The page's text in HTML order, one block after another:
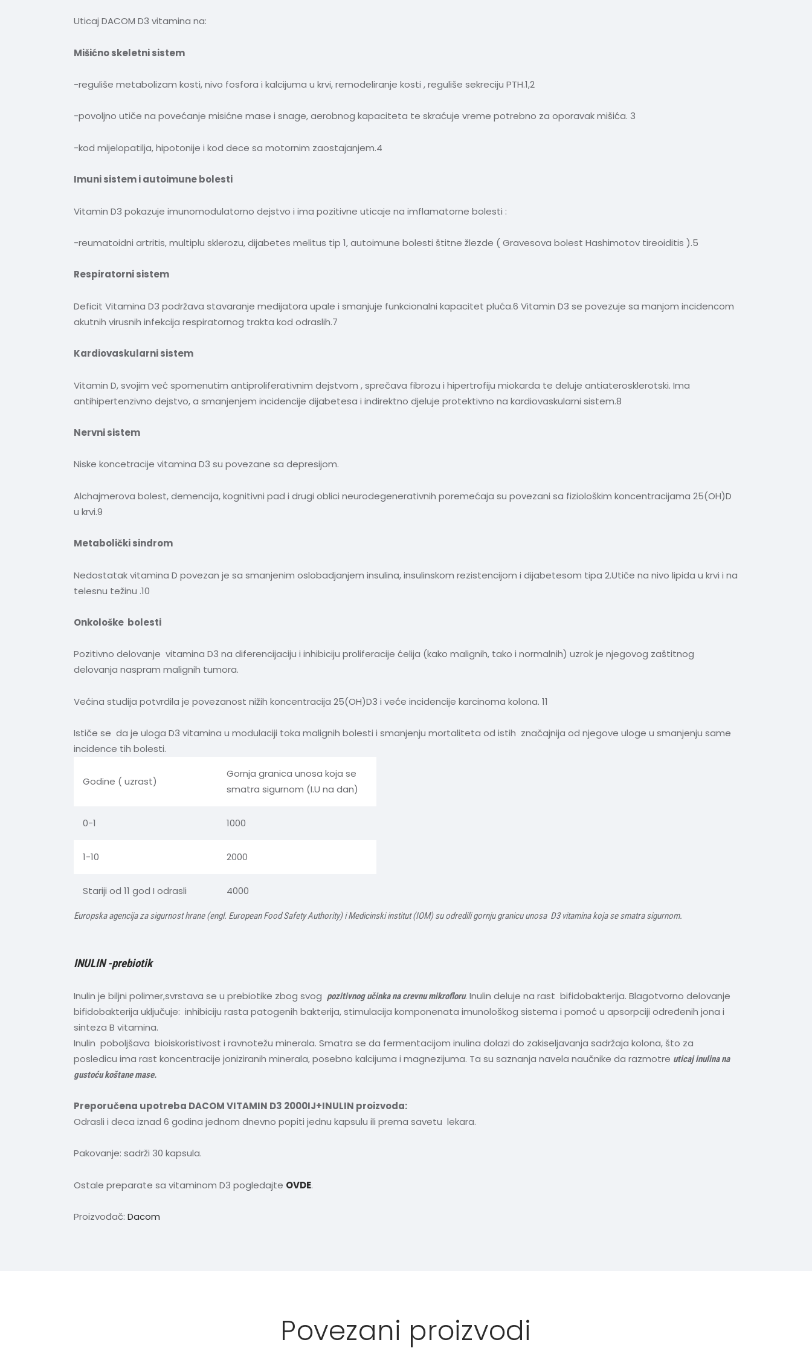
Uticaj DACOM D3 vitamina na:
Mišićno skeletni sistem
-reguliše metabolizam kosti, nivo fosfora i kalcijuma u krvi, remodeliranje kosti , reguliše sekreciju PTH.1,2
-povoljno utiče na povećanje misićne mase i snage, aerobnog kapaciteta te skraćuje vreme potrebno za oporavak mišića. 3
-kod mijelopatilja, hipotonije i kod dece sa motornim zaostajanjem.4
Imuni sistem i autoimune bolesti
Vitamin D3 pokazuje imunomodulatorno dejstvo i ima pozitivne uticaje na imflamatorne bolesti :
-reumatoidni artritis, multiplu sklerozu, dijabetes melitus tip 1, autoimune bolesti štitne žlezde ( Gravesova bolest Hashimotov tireoiditis ).5
Respiratorni sistem
Deficit Vitamina D3 podržava stavaranje medijatora upale i smanjuje funkcionalni kapacitet pluća.6 Vitamin D3 se povezuje sa manjom incidencom
akutnih virusnih infekcija respiratornog trakta kod odraslih.7
Kardiovaskularni sistem
Vitamin D, svojim već spomenutim antiproliferativnim dejstvom , sprečava fibrozu i hipertrofiju miokarda te deluje antiaterosklerotski. Ima
antihipertenzivno dejstvo, a smanjenjem incidencije dijabetesa i indirektno djeluje protektivno na kardiovaskularni sistem.8
Nervni sistem
Niske koncetracije vitamina D3 su povezane sa depresijom.
Alchajmerova bolest, demencija, kognitivni pad i drugi oblici neurodegenerativnih poremećaja su povezani sa fiziološkim koncentracijama 25(OH)D
u krvi.9
Metabolički sindrom
Nedostatak vitamina D povezan je sa smanjenim oslobadjanjem insulina, insulinskom rezistencijom i dijabetesom tipa 2.Utiče na nivo lipida u krvi i na
telesnu težinu .10
Onkološke bolesti
Pozitivno delovanje vitamina D3 na diferencijaciju i inhibiciju proliferacije ćelija (kako malignih, tako i normalnih) uzrok je njegovog zaštitnog
delovanja naspram malignih tumora.
Većina studija potvrdila je povezanost nižih koncentracija 25(OH)D3 i veće incidencije karcinoma kolona. 11
Ističe se da je uloga D3 vitamina u modulaciji toka malignih bolesti i smanjenju mortaliteta od istih značajnija od njegove uloge u smanjenju same
incidence tih bolesti.
Godine ( uzrast)
Gornja granica unosa koja se
smatra sigurnom (I.U na dan)
0-1 1000
1-10 2000
Stariji od 11 god I odrasli 4000
Europska agencija za sigurnost hrane (engl. European Food Safety Authority) i Medicinski institut (IOM) su odredili gornju granicu unosa D3 vitamina koja se smatra sigurnom.
INULIN -prebiotik
Inulin je biljni polimer,svrstava se u prebiotike zbog svog pozitivnog učinka na crevnu mikrofloru. Inulin deluje na rast bifidobakterija. Blagotvorno delovanje
bifidobakterija uključuje: inhibiciju rasta patogenih bakterija, stimulacija komponenata imunološkog sistema i pomoć u apsorpciji određenih jona i
sinteza B vitamina.
Inulin poboljšava bioiskoristivost i ravnotežu minerala. Smatra se da fermentacijom inulina dolazi do zakiseljavanja sadržaja kolona, što za
posledicu ima rast koncentracije joniziranih minerala, posebno kalcijuma i magnezijuma. Ta su saznanja navela naučnike da razmotre uticaj inulina na
gustoću koštane mase.
Preporučena upotreba DACOM VITAMIN D3 2000IJ+INULIN proizvoda:
Odrasli i deca iznad 6 godina jednom dnevno popiti jednu kapsulu ili prema savetu lekara.
Pakovanje: sadrži 30 kapsula.
Ostale preparate sa vitaminom D3 pogledajte OVDE.
Proizvođač: Dacom
Povezani proizvodi